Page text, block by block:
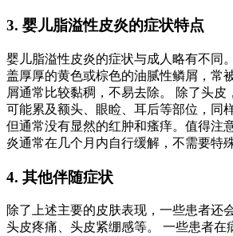
3. 婴儿脂溢性皮炎的症状特点
婴儿脂溢性皮炎的症状与成人略有不同
盖厚厚的黄色或棕色的油腻性鳞屑，常
屑通常比较黏稠，不易去除。 除了头皮
可能累及额头、眼睑、耳后等部位，同
但通常没有显然的红肿和瘙痒。值得注
炎通常在几个月内自行缓解，不需要特
4. 其他伴随症状
除了上述主要的皮肤表现，一些患者还
头皮疼痛、头皮紧绷感等。 一些患者在